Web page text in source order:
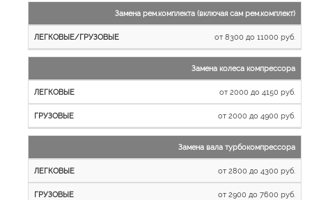
Замена рем.комплекта (включая сам рем.комплект)
от 8300 до 11000 руб.
Замена колеса компрессора
от 2000 до 4150 руб.
от 2000 до 4900 руб.
Замена вала турбокомпрессора
от 2800 до 4300 руб.
от 2900 до 7600 руб.